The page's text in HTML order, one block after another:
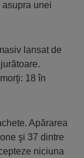
unei
lansat de
18 în
Apărarea
şi 37 dintre
niciuna